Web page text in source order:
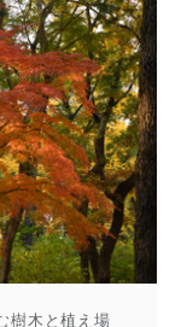
樹木と植え場